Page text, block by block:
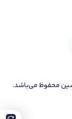
محفوظ می‌باشد.